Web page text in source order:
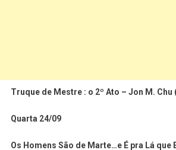
Truque de Mestre : o 2º Ato – Jon M. Chu
Quarta 24/09
Os Homens São de Marte…e É pra Lá que